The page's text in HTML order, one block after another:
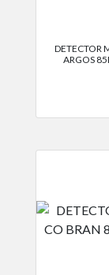
DETECTOR
ARGOS